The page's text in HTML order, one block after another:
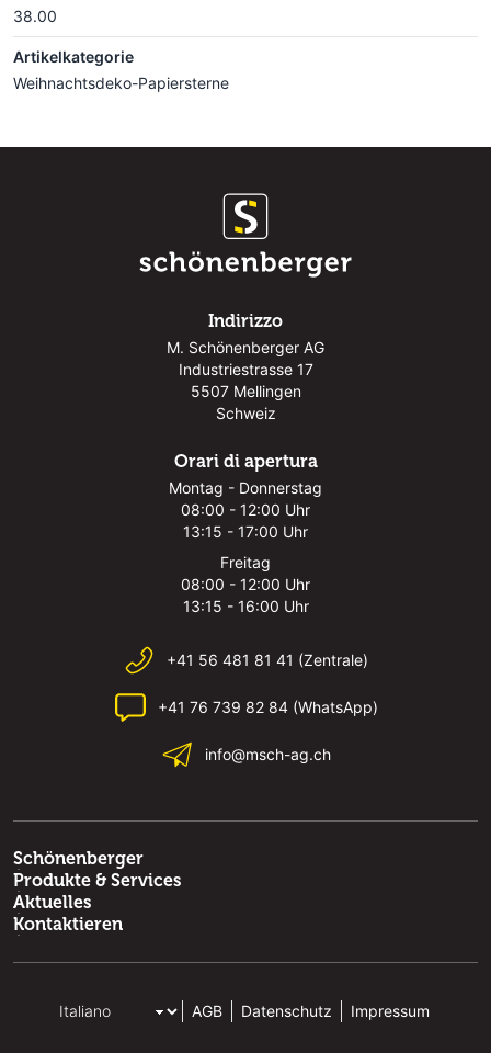
38.00
Artikelkategorie
Weihnachtsdeko-Papiersterne
Indirizzo
M. Schönenberger AG
Industriestrasse 17
5507 Mellingen
Schweiz
Orari di apertura
Montag - Donnerstag
08:00 - 12:00 Uhr
13:15 - 17:00 Uhr
Freitag
08:00 - 12:00 Uhr
13:15 - 16:00 Uhr
+41 56 481 81 41 (Zentrale)
+41 76 739 82 84 (WhatsApp)
info@msch-ag.ch
Schönenberger
Produkte & Services
Aktuelles
Kontaktieren
AGB Datenschutz Impressum